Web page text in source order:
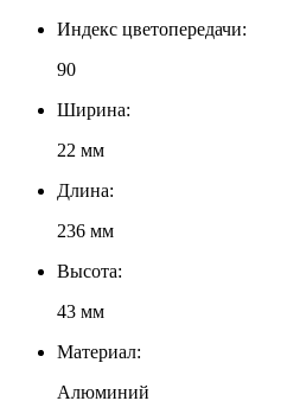
Индекс цветопередачи:
90
Ширина:
22 мм
Длина:
236 мм
Высота:
43 мм
Материал:
Алюминий